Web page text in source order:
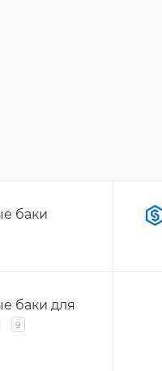
баки
баки для
9